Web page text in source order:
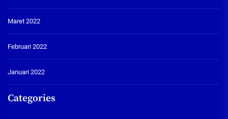
Maret 2022
Februari 2022
Januari 2022
Categories